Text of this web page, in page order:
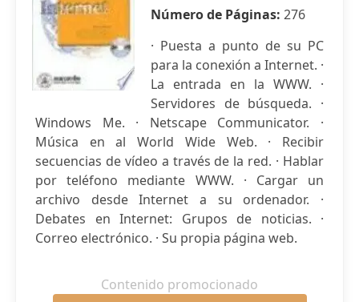
Número de Páginas: 276
· Puesta a punto de su PC
para la conexión a Internet. ·
La entrada en la WWW. ·
Servidores de búsqueda. ·
Windows Me. · Netscape Communicator. ·
Música en al World Wide Web. · Recibir
secuencias de vídeo a través de la red. · Hablar
por teléfono mediante WWW. · Cargar un
archivo desde Internet a su ordenador. ·
Debates en Internet: Grupos de noticias. ·
Correo electrónico. · Su propia página web.
Contenido promocionado